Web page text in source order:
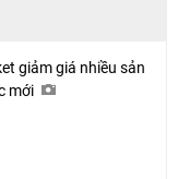
giảm giá nhiều sản
mới